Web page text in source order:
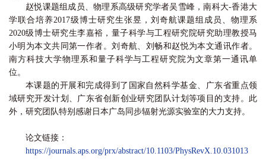
赵悦课题组成员、物理系高级研究学者吴雪峰，南科大-香港大
学联合培养2017级博士研究生张昱，刘奇航课题组成员、物理系
2020级博士研究生李嘉裕，量子科学与工程研究院研究助理教授马
小明为本文共同第一作者。刘奇航、刘畅和赵悦为本文通讯作者。
南方科技大学物理系和量子科学与工程研究院为文章第一通讯单
位。
本课题的开展和完成得到了国家自然科学基金、广东省重点领
域研究开发计划、广东省创新创业研究团队计划等项目的支持。此
外，研究团队特别感谢日本广岛同步辐射光源实验室的大力支持。
论文链接：
https://journals.aps.org/prx/abstract/10.1103/PhysRevX.10.031013